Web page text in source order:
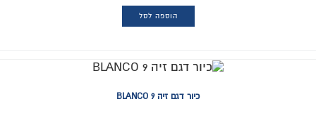
הוספה לסל
כיור דגם זיה BLANCO 9